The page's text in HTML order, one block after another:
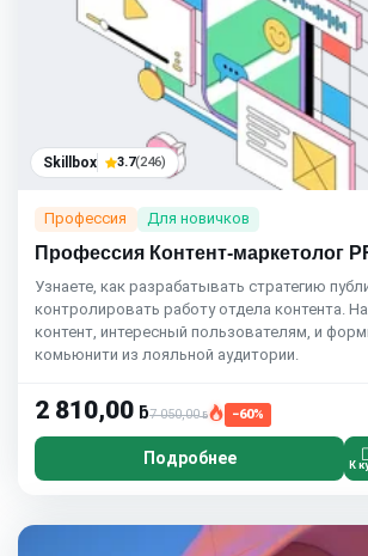
Skillbox 3.7(246)
Профессия Для новичков
Профессия Контент-маркетолог
Узнаете, как разрабатывать стратегию
контролировать работу отдела контента.
контент, интересный пользователям, и
комьюнити из лояльной аудитории.
2 810,00 ƃ7 050,00ƃ −60%
Подробнее К